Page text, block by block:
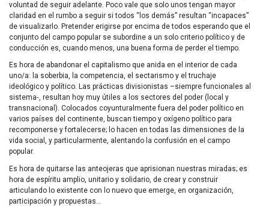
voluntad de seguir adelante. Poco vale que solo unos tengan mayor
claridad en el rumbo a seguir si todos “los demás” resultan “incapaces”
de visualizarlo. Pretender erigirse por encima de todos esperando que el
conjunto del campo popular se subordine a un solo criterio político y de
conducción es, cuando menos, una buena forma de perder el tiempo.
Es hora de abandonar el capitalismo que anida en el interior de cada
uno/a: la soberbia, la competencia, el sectarismo y el truchaje
ideológico y político. Las prácticas divisionistas –siempre funcionales al
sistema‑, resultan hoy muy útiles a los sectores del poder (local y
transnacional). Colocados coyunturalmente fuera del poder político en
varios países del continente, buscan tiempo y oxígeno político para
recomponerse y fortalecerse; lo hacen en todas las dimensiones de la
vida social, y particularmente, alentando la confusión en el campo
popular.
Es hora de quitarse las anteojeras que aprisionan nuestras miradas; es
hora de espíritu amplio, unitario y solidario, de crear y construir
articulando lo existente con lo nuevo que emerge, en organización,
participación y propuestas…